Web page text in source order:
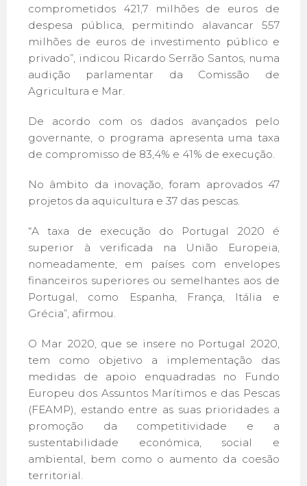
comprometidos 421,7 milhões de euros de
despesa pública, permitindo alavancar 557
milhões de euros de investimento público e
privado”, indicou Ricardo Serrão Santos, numa
audição parlamentar da Comissão de
Agricultura e Mar.
De acordo com os dados avançados pelo
governante, o programa apresenta uma taxa
de compromisso de 83,4% e 41% de execução.
No âmbito da inovação, foram aprovados 47
projetos da aquicultura e 37 das pescas.
“A taxa de execução do Portugal 2020 é
superior à verificada na União Europeia,
nomeadamente, em países com envelopes
financeiros superiores ou semelhantes aos de
Portugal, como Espanha, França, Itália e
Grécia”, afirmou.
O Mar 2020, que se insere no Portugal 2020,
tem como objetivo a implementação das
medidas de apoio enquadradas no Fundo
Europeu dos Assuntos Marítimos e das Pescas
(FEAMP), estando entre as suas prioridades a
promoção da competitividade e a
sustentabilidade económica, social e
ambiental, bem como o aumento da coesão
territorial.